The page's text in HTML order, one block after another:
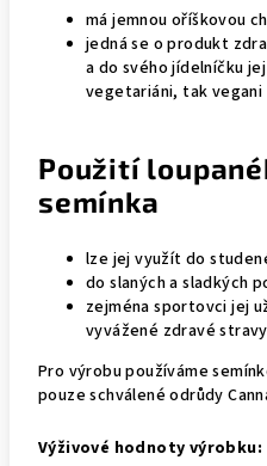
má jemnou oříškovou
jedná se o produkt
a do svého jídelníčku
vegetariáni, tak vegani
Použití
semínka
lze jej využít do
do slaných a sladkých
zejména sportovci jej
vyvážené zdravé stravy
Pro výrobu používáme
pouze schválené odrůdy
Výživové hodnoty výrobku: